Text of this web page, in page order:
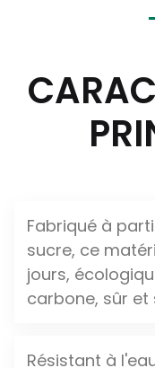
Fabriqué à
sucre, ce
jours,
carbone, sûr et
Résistant à